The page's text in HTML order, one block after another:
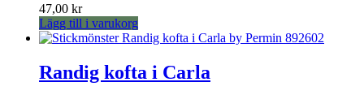
olika
alternativen
väljas
på
47,00 kr
Lägg till i varukorg
Randig kofta i Carla